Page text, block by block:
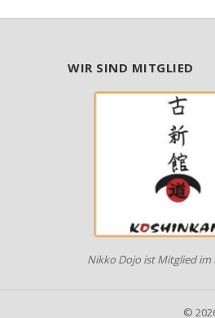
WIR SIND MITGLIED
Nikko Dojo ist Mitglied im
©